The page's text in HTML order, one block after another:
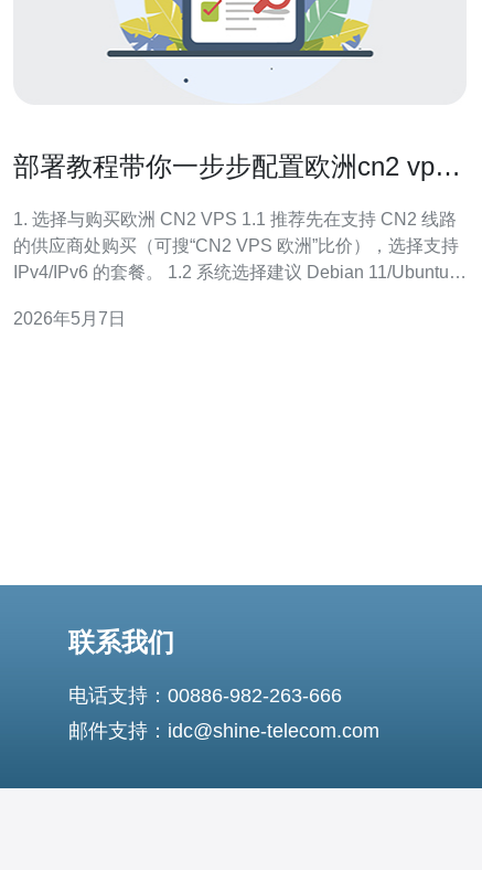
部署教程带你一步步配置欧洲cn2 vps
1. 选择与购买欧洲 CN2 VPS 1.1 推荐先在支持 CN2 线路
的供应商处购买（可搜“CN2 VPS 欧洲”比价），选择支持
IPv4/IPv6 的套餐。 1.2 系统选择建议 Debian 11/Ubuntu
10Mbps 起。 1.3 购买时确认是否提供控制面板（重装
2026年5月7日
联系我们
电话支持：00886-982-263-666
邮件支持：idc@shine-telecom.com